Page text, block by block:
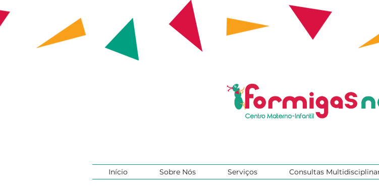
Início Sobre Nós Serviços Consultas